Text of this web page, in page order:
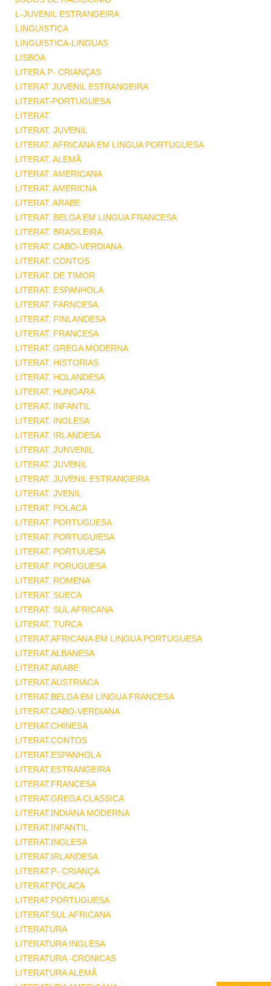
L-JUVENIL ESTRANGEIRA
LINGUISTICA
LINGUISTICA-LINGUAS
LISBOA
LITERA.P- CRIANÇAS
LITERAT JUVENIL ESTRANGEIRA
LITERAT-PORTUGUESA
LITERAT.
LITERAT. JUVENIL
LITERAT. AFRICANA EM LINGUA PORTUGUESA
LITERAT. ALEMÃ
LITERAT. AMERICANA
LITERAT. AMERICNA
LITERAT. ARABE
LITERAT. BELGA EM LINGUA FRANCESA
LITERAT. BRASILEIRA
LITERAT. CABO-VERDIANA
LITERAT. CONTOS
LITERAT. DE TIMOR
LITERAT. ESPANHOLA
LITERAT. FARNCESA
LITERAT. FINLANDESA
LITERAT. FRANCESA
LITERAT. GREGA MODERNA
LITERAT. HISTORIAS
LITERAT. HOLANDESA
LITERAT. HUNGARA
LITERAT. INFANTIL
LITERAT. INGLESA
LITERAT. IRLANDESA
LITERAT. JUNVENIL
LITERAT. JUVENIL
LITERAT. JUVENIL ESTRANGEIRA
LITERAT. JVENIL
LITERAT. POLACA
LITERAT. PORTUGUESA
LITERAT. PORTUGUIESA
LITERAT. PORTUUESA
LITERAT. PORUGUESA
LITERAT. ROMENA
LITERAT. SUECA
LITERAT. SUL AFRICANA
LITERAT. TURCA
LITERAT.AFRICANA EM LINGUA PORTUGUESA
LITERAT.ALBANESA
LITERAT.ARABE
LITERAT.AUSTRIACA
LITERAT.BELGA EM LINGUA FRANCESA
LITERAT.CABO-VERDIANA
LITERAT.CHINESA
LITERAT.CONTOS
LITERAT.ESPANHOLA
LITERAT.ESTRANGEIRA
LITERAT.FRANCESA
LITERAT.GREGA CLASSICA
LITERAT.INDIANA MODERNA
LITERAT.INFANTIL
LITERAT.INGLESA
LITERAT.IRLANDESA
LITERAT.P- CRIANÇA
LITERAT.POLACA
LITERAT.PORTUGUESA
LITERAT.SUL AFRICANA
LITERATURA
LITERATURA INGLESA
LITERATURA -CRONICAS
LITERATURA ALEMÃ